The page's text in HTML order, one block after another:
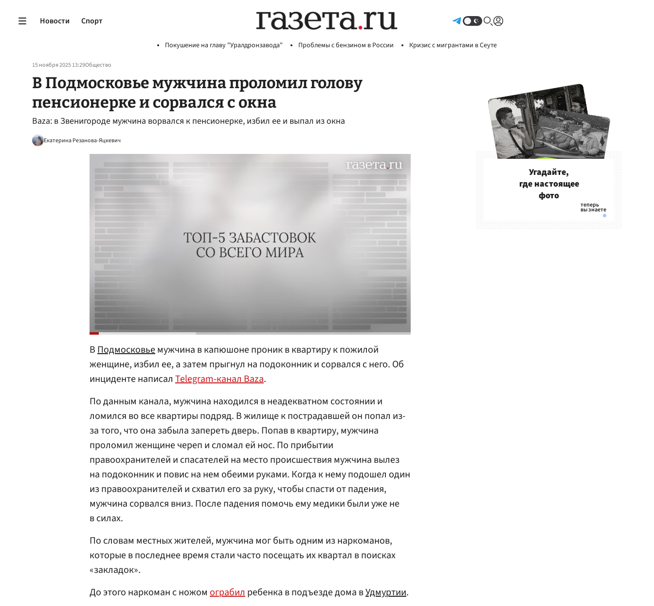
Новости Спорт
Покушение на главу "Уралдронзавода" Проблемы с бензином в России Кризис с мигрантами в Сеуте
15 ноября 2025 13:29Общество
В Подмосковье мужчина проломил голову
пенсионерке и сорвался с окна
Baza: в Звенигороде мужчина ворвался к пенсионерке, избил ее и выпал из окна
Екатерина Резанова-Яцкевич
ВПодмосковьемужчина в капюшоне проник в квартиру к пожилой
женщине, избил ее, а затем прыгнул на подоконник и сорвался с него. Об
инциденте написал Telegram-канал Baza.
По данным канала, мужчина находился в неадекватном состоянии и
ломился во все квартиры подряд. В жилище к пострадавшей он попал из-
за того, что она забыла запереть дверь. Попав в квартиру, мужчина
проломил женщине череп и сломал ей нос. По прибытии
правоохранителей и спасателей на место происшествия мужчина вылез
на подоконник и повис на нем обеими руками. Когда к нему подошел один
из правоохранителей и схватил его за руку, чтобы спасти от падения,
мужчина сорвался вниз. После падения помочь ему медики были уже не
в силах.
По словам местных жителей, мужчина мог быть одним из наркоманов,
которые в последнее время стали часто посещать их квартал в поисках
«закладок».
До этого наркоман с ножом ограбилребенка в подъезде дома вУдмуртии.
Угадайте,
где настоящее
фото